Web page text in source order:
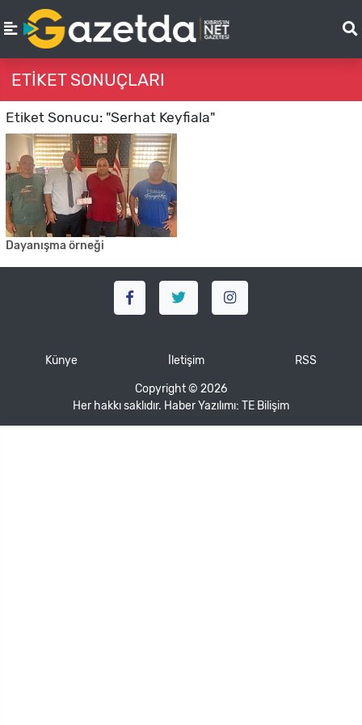
ETIKET SONUÇLARI
Etiket Sonucu: "Serhat Keyfiala"
Dayanışma örneği
Künye İletişim RSS
Copyright © 2026
Her hakkı saklıdır. Haber Yazılımı: TE Bilişim